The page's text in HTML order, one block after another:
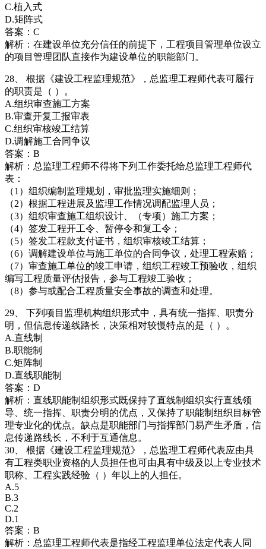
C.植入式
D.矩阵式
答案：C
解析：在建设单位充分信任的前提下，工程项目管理单位设立
的项目管理团队直接作为建设单位的职能部门。
28、 根据《建设工程监理规范》，总监理工程师代表可履行
的职责是（ ）。
A.组织审查施工方案
B.审查开复工报审表
C.组织审核竣工结算
D.调解施工合同争议
答案：B
解析：总监理工程师不得将下列工作委托给总监理工程师代
表：
（1）组织编制监理规划，审批监理实施细则；
（2）根据工程进展及监理工作情况调配监理人员；
（3）组织审查施工组织设计、（专项）施工方案；
（4）签发工程开工令、暂停令和复工令；
（5）签发工程款支付证书，组织审核竣工结算；
（6）调解建设单位与施工单位的合同争议，处理工程索赔；
（7）审查施工单位的竣工申请，组织工程竣工预验收，组织
编写工程质量评估报告，参与工程竣工验收；
（8）参与或配合工程质量安全事故的调查和处理。
29、 下列项目监理机构组织形式中，具有统一指挥、职责分
明，但信息传递线路长，决策相对较慢特点的是（ ）。
A.直线制
B.职能制
C.矩阵制
D.直线职能制
答案：D
解析：直线职能制组织形式既保持了直线制组织实行直线领
导、统一指挥、职责分明的优点，又保持了职能制组织目标管
理专业化的优点。缺点是职能部门与指挥部门易产生矛盾，信
息传递路线长，不利于互通信息。
30、 根据《建设工程监理规范》，总监理工程师代表应由具
有工程类职业资格的人员担任也可由具有中级及以上专业技术
职称、工程实践经验（ ）年以上的人担任。
A.5
B.3
C.2
D.1
答案：B
解析：总监理工程师代表是指经工程监理单位法定代表人同